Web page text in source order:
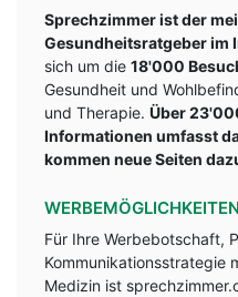
Sprechzimmer ist der
Gesundheitsratgeber im
sich um die 18'000
Gesundheit und
und Therapie. Über
Informationen umfasst
kommen neue Seiten
Für Ihre Werbebotschaft,
Kommunikationsstrategie
Medizin ist